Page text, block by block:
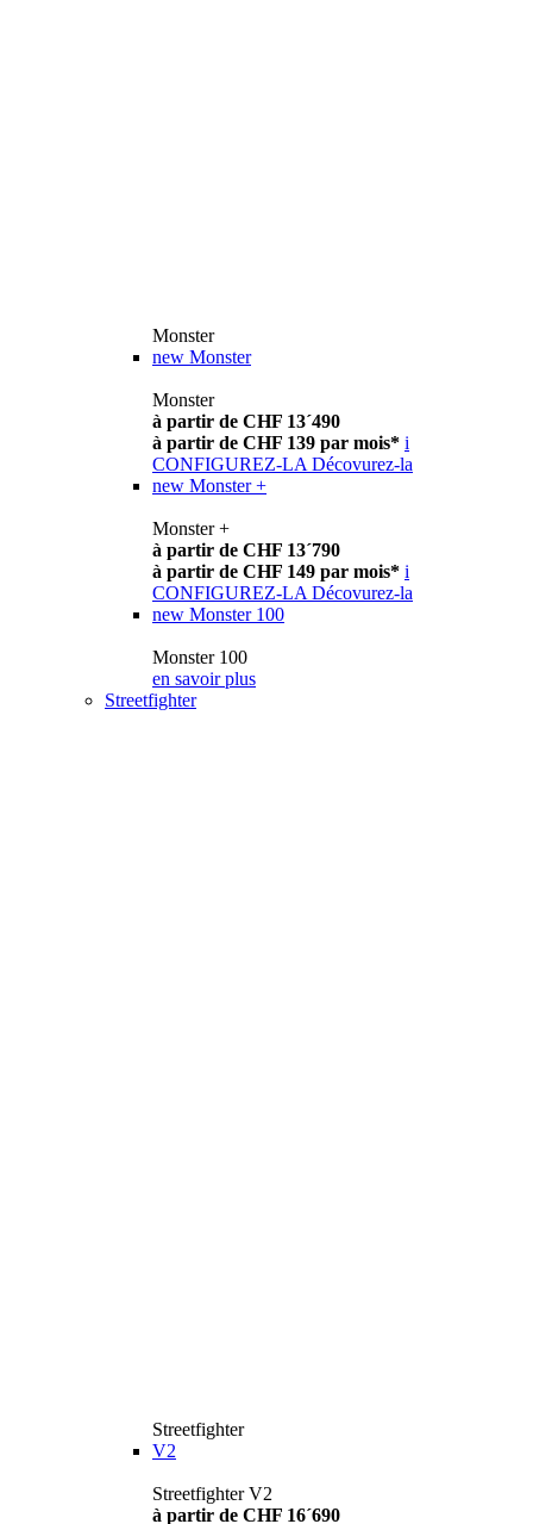
Monster
new Monster
Monster
à partir de CHF 13´490
à partir de CHF 139 par mois* i
CONFIGUREZ-LA Décovurez-la
new Monster +
Monster +
à partir de CHF 13´790
à partir de CHF 149 par mois* i
CONFIGUREZ-LA Décovurez-la
new Monster 100
Monster 100
en savoir plus
Streetfighter
Streetfighter
V2
Streetfighter V2
à partir de CHF 16´690